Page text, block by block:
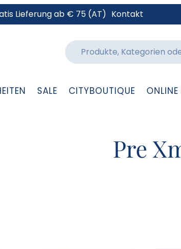
Lieferung ab € 75 (AT) Kontakt
SALE CITYBOUTIQUE
Pre